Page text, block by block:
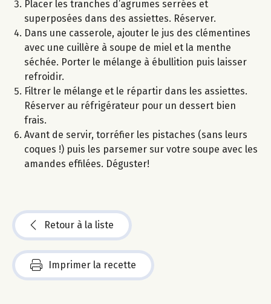
Placer les tranches d’agrumes serrées et
superposées dans des assiettes. Réserver.
Dans une casserole, ajouter le jus des clémentines
avec une cuillère à soupe de miel et la menthe
séchée. Porter le mélange à ébullition puis laisser
refroidir.
Filtrer le mélange et le répartir dans les assiettes.
Réserver au réfrigérateur pour un dessert bien
frais.
Avant de servir, torréfier les pistaches (sans leurs
coques !) puis les parsemer sur votre soupe avec les
amandes effilées. Déguster!
Retour à la liste
Imprimer la recette